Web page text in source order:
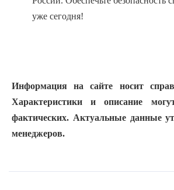
уже сегодня!
Информация на сайте носит
Характеристики и описание
фактических. Актуальные данные
менеджеров.